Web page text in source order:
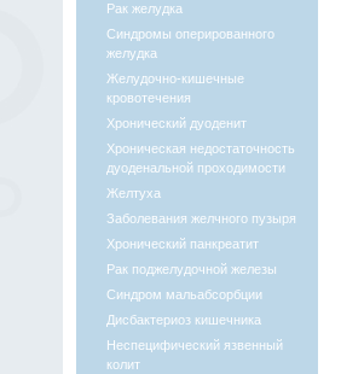
Рак желудка
Синдромы оперированного
желудка
Желудочно-кишечные
кровотечения
Хронический дуоденит
Хроническая недостаточность
дуоденальной проходимости
Желтуха
Заболевания желчного пузыря
Хронический панкреатит
Рак поджелудочной железы
Синдром мальабсорбции
Дисбактериоз кишечника
Неспецифический язвенный
колит